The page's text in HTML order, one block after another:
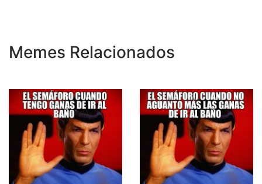
Memes Relacionados